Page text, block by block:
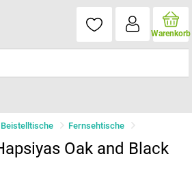
Warenkorb
Fernsehtische
Oak and Black